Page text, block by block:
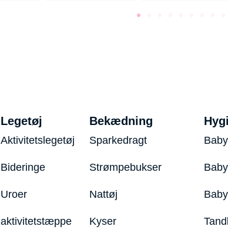
Legetøj
Aktivitetslegetøj
Bideringe
Uroer
aktivitetstæppe
Bekædning
Sparkedragt
Strømpebukser
Nattøj
Kyser